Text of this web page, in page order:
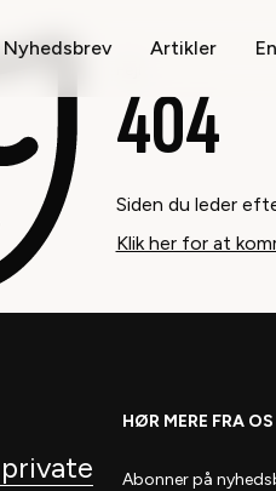
Nyhedsbrev Artikler
404
Siden du leder
Klik her for at
HØR MERE FRA OS
Abonner på